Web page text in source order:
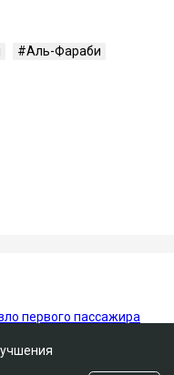
был признан